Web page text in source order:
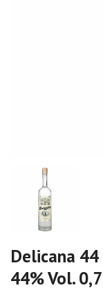
Delicana 44
44% Vol.